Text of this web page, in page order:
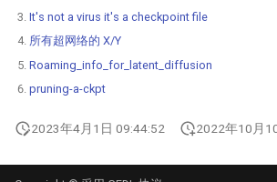
It's not a virus it's a checkpoint file
所有超网络的 X/Y
Roaming_info_for_latent_diffusion
pruning-a-ckpt
2023年4月1日 09:44:52 2022年10月